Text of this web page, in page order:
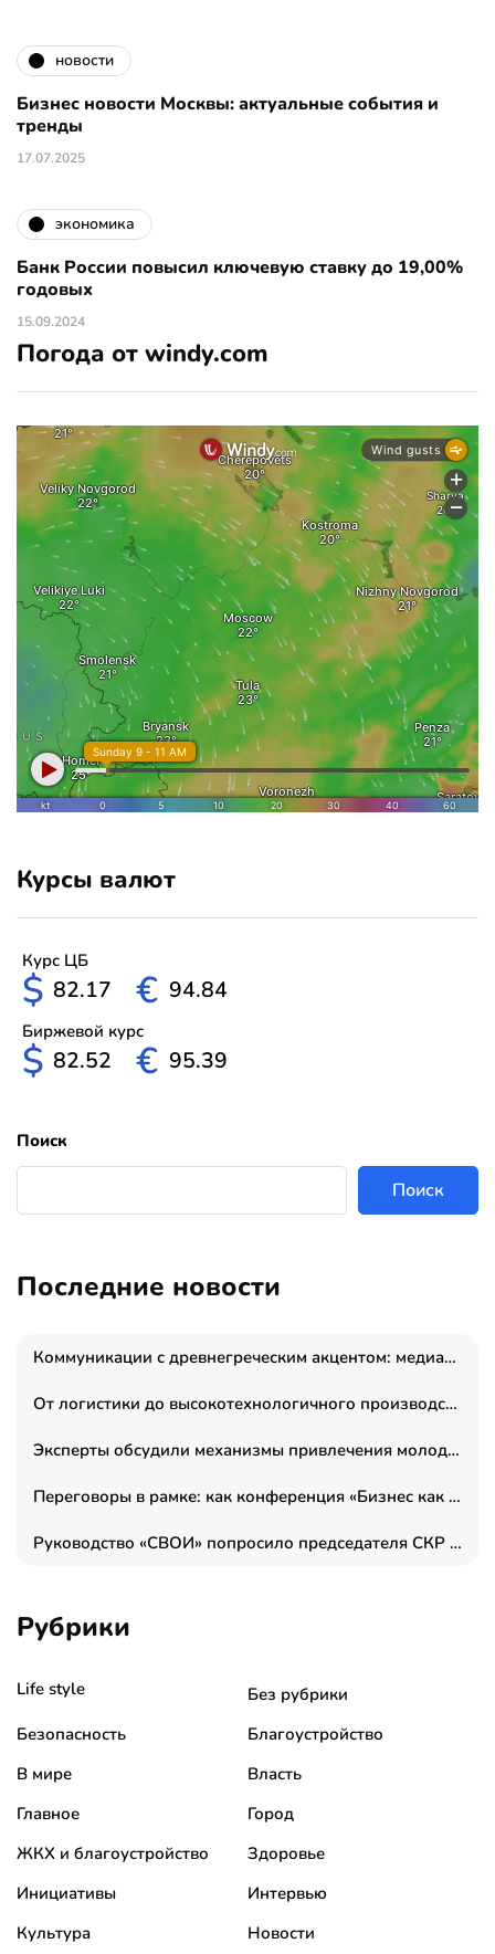
новости
Бизнес новости Москвы: актуальные события и
тренды
17.07.2025
экономика
Банк России повысил ключевую ставку до 19,00%
годовых
15.09.2024
Погода от windy.com
Курсы валют
Курс ЦБ
$ 82.17 € 94.84
Биржевой курс
$ 82.52 € 95.39
Поиск
Поиск
Последние новости
Коммуникации с древнегреческим акцентом: медиаменеджер и журналист Владимир Дергачев запустил коммуникационное агентство «Сократ 2.0»
От логистики до высокотехнологичного производства: как основатель “гагаринга” выстраивает экосистему безопасности и гражданских БПЛА
Эксперты обсудили механизмы привлечения молодых специалистов в промышленные города
Переговоры в рамке: как конференция «Бизнес как искусство» переформатирует деловой этикет в стенах ТПП РФ
Руководство «СВОИ» попросило председателя СКР дать правовую оценку обысков в тыловом штабе
Рубрики
Life style
Без рубрики
Безопасность
Благоустройство
В мире
Власть
Главное
Город
ЖКХ и благоустройство
Здоровье
Инициативы
Интервью
Культура
Новости